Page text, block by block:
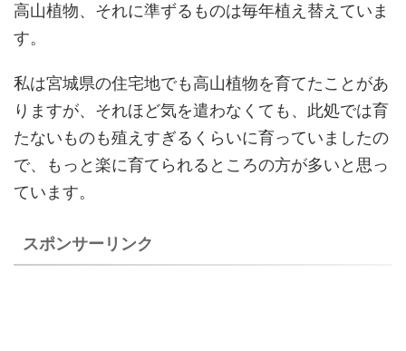
高山植物、それに準ずるものは毎年植え替えていま
す。
私は宮城県の住宅地でも高山植物を育てたことがあ
りますが、それほど気を遣わなくても、此処では育
たないものも殖えすぎるくらいに育っていましたの
で、もっと楽に育てられるところの方が多いと思っ
ています。
スポンサーリンク